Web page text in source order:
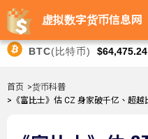
虚拟数字货币信息网
BTC(比特币) $64,475.24
首页 >货币科普
>《富比士》估 CZ 身家破千亿、超